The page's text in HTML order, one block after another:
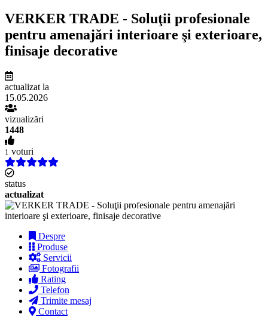
VERKER TRADE - Soluţii profesionale
pentru amenajări interioare şi exterioare,
finisaje decorative
actualizat la
15.05.2026
vizualizări
1448
1 voturi
status
actualizat
Despre
Produse
Servicii
Fotografii
Rating
Telefon
Trimite mesaj
Contact